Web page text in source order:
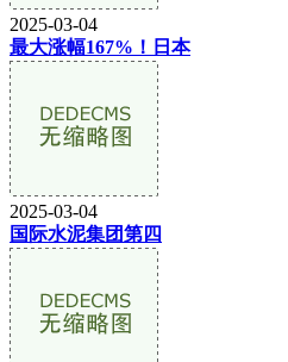
2025-03-04
最大涨幅167%！日本
2025-03-04
国际水泥集团第四